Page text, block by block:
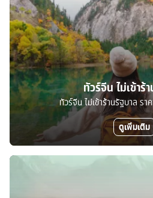
ทัวร์จีน ไม่เข้าร้
ทัวร์จีน ไม่เข้าร้านรัฐบาล ร
ดูเพิ่มเติม